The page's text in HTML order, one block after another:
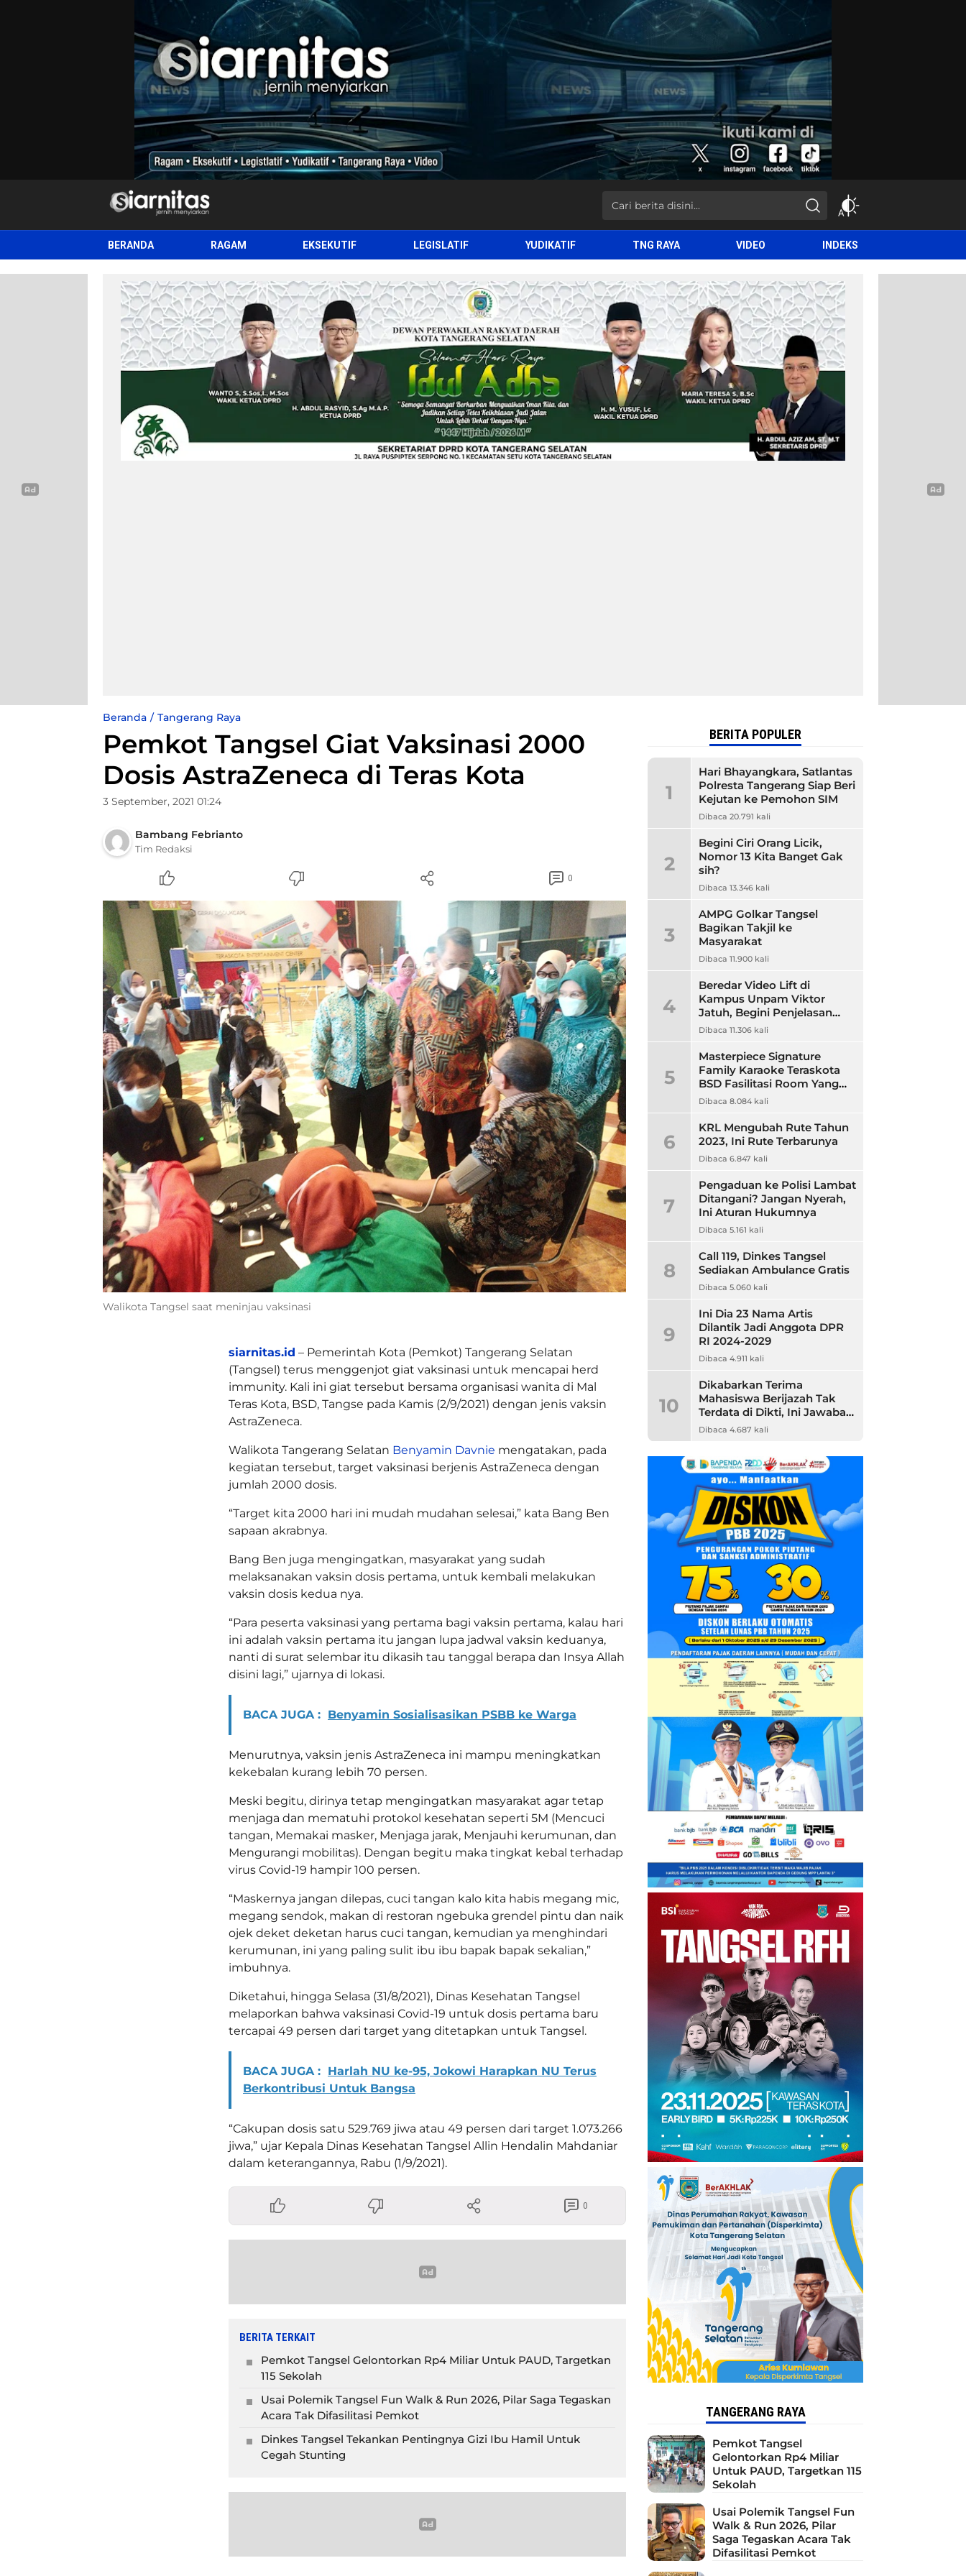
siarnitas
Jernih Menyiarkan
BERANDA RAGAM EKSEKUTIF LEGISLATIF YUDIKATIF TNG RAYA VIDEO INDEKS
Beranda Tangerang Raya
Pemkot Tangsel Giat Vaksinasi 2000
Dosis AstraZeneca di Teras Kota
3 September, 2021 01:24
Bambang Febrianto
Tim Redaksi
0
Walikota Tangsel saat meninjau vaksinasi
siarnitas.id – Pemerintah Kota (Pemkot) Tangerang Selatan
(Tangsel) terus menggenjot giat vaksinasi untuk mencapai herd
immunity. Kali ini giat tersebut bersama organisasi wanita di Mal
Teras Kota, BSD, Tangse pada Kamis (2/9/2021) dengan jenis vaksin
AstraZeneca.
Walikota Tangerang Selatan Benyamin Davnie mengatakan, pada
kegiatan tersebut, target vaksinasi berjenis AstraZeneca dengan
jumlah 2000 dosis.
“Target kita 2000 hari ini mudah mudahan selesai,” kata Bang Ben
sapaan akrabnya.
Bang Ben juga mengingatkan, masyarakat yang sudah
melaksanakan vaksin dosis pertama, untuk kembali melakukan
vaksin dosis kedua nya.
“Para peserta vaksinasi yang pertama bagi vaksin pertama, kalau hari
ini adalah vaksin pertama itu jangan lupa jadwal vaksin keduanya,
nanti di surat selembar itu dikasih tau tanggal berapa dan Insya Allah
disini lagi,” ujarnya di lokasi.
BACA JUGA : Benyamin Sosialisasikan PSBB ke Warga
Menurutnya, vaksin jenis AstraZeneca ini mampu meningkatkan
kekebalan kurang lebih 70 persen.
Meski begitu, dirinya tetap mengingatkan masyarakat agar tetap
menjaga dan mematuhi protokol kesehatan seperti 5M (Mencuci
tangan, Memakai masker, Menjaga jarak, Menjauhi kerumunan, dan
Mengurangi mobilitas). Dengan begitu maka tingkat kebal terhadap
virus Covid-19 hampir 100 persen.
“Maskernya jangan dilepas, cuci tangan kalo kita habis megang mic,
megang sendok, makan di restoran ngebuka grendel pintu dan naik
ojek deket deketan harus cuci tangan, kemudian ya menghindari
kerumunan, ini yang paling sulit ibu ibu bapak bapak sekalian,”
imbuhnya.
Diketahui, hingga Selasa (31/8/2021), Dinas Kesehatan Tangsel
melaporkan bahwa vaksinasi Covid-19 untuk dosis pertama baru
tercapai 49 persen dari target yang ditetapkan untuk Tangsel.
BACA JUGA : Harlah NU ke-95, Jokowi Harapkan NU Terus
Berkontribusi Untuk Bangsa
“Cakupan dosis satu 529.769 jiwa atau 49 persen dari target 1.073.266
jiwa,” ujar Kepala Dinas Kesehatan Tangsel Allin Hendalin Mahdaniar
dalam keterangannya, Rabu (1/9/2021).
0
BERITA TERKAIT
Pemkot Tangsel Gelontorkan Rp4 Miliar Untuk PAUD, Targetkan
115 Sekolah
Usai Polemik Tangsel Fun Walk & Run 2026, Pilar Saga Tegaskan
Acara Tak Difasilitasi Pemkot
Dinkes Tangsel Tekankan Pentingnya Gizi Ibu Hamil Untuk
Cegah Stunting
BERITA POPULER
1
Hari Bhayangkara, Satlantas
Polresta Tangerang Siap Beri
Kejutan ke Pemohon SIM
Dibaca 20.791 kali
2
Begini Ciri Orang Licik,
Nomor 13 Kita Banget Gak
sih?
Dibaca 13.346 kali
3
AMPG Golkar Tangsel
Bagikan Takjil ke
Masyarakat
Dibaca 11.900 kali
4
Beredar Video Lift di
Kampus Unpam Viktor
Jatuh, Begini Penjelasan
Rektor Unpam
Dibaca 11.306 kali
5
Masterpiece Signature
Family Karaoke Teraskota
BSD Fasilitasi Room Yang
Nyaman dan Harga
Dibaca 8.084 kali
6
KRL Mengubah Rute Tahun
2023, Ini Rute Terbarunya
Dibaca 6.847 kali
7
Pengaduan ke Polisi Lambat
Ditangani? Jangan Nyerah,
Ini Aturan Hukumnya
Dibaca 5.161 kali
8
Call 119, Dinkes Tangsel
Sediakan Ambulance Gratis
Dibaca 5.060 kali
9
Ini Dia 23 Nama Artis
Dilantik Jadi Anggota DPR
RI 2024-2029
Dibaca 4.911 kali
10
Dikabarkan Terima
Mahasiswa Berijazah Tak
Terdata di Dikti, Ini Jawaban
Unpam
Dibaca 4.687 kali
TANGERANG RAYA
Pemkot Tangsel
Gelontorkan Rp4 Miliar
Untuk PAUD, Targetkan 115
Sekolah
Usai Polemik Tangsel Fun
Walk & Run 2026, Pilar
Saga Tegaskan Acara Tak
Difasilitasi Pemkot